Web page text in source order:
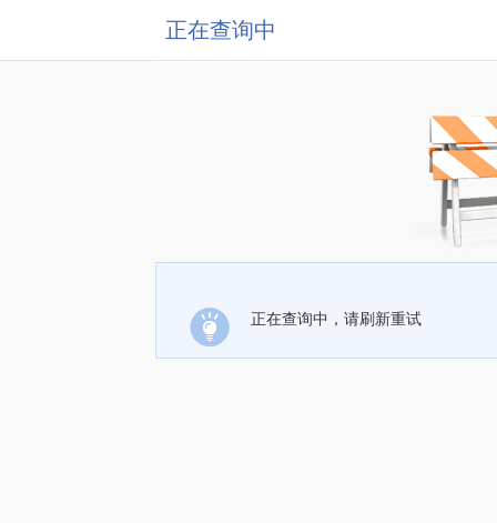
正在查询中
正在查询中，请刷新重试